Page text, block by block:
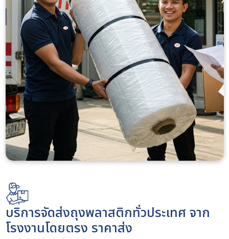
บริการจัดส่งถุงพลาสติกทั่วประเทศ จาก
โรงงานโดยตรง ราคาส่ง